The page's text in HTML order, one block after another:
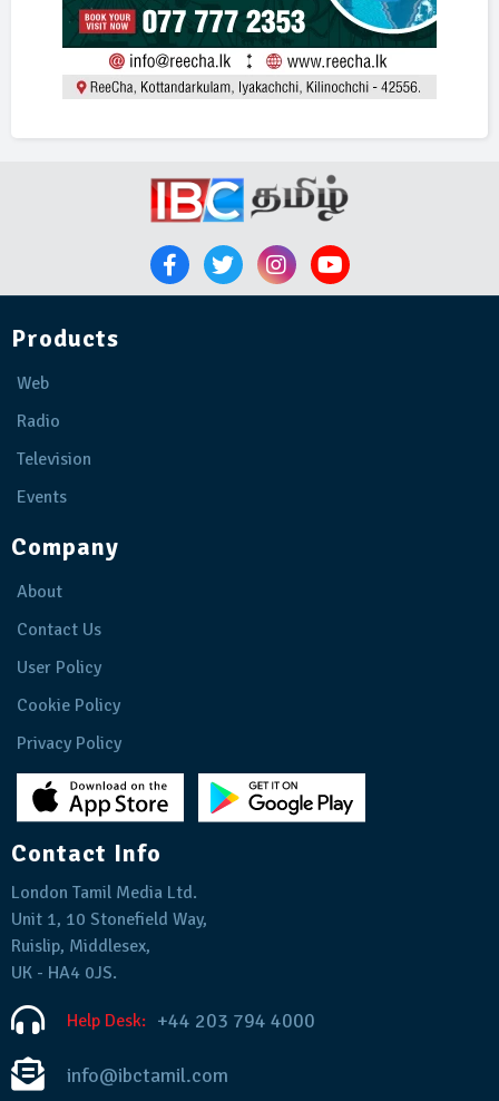
Products
Web
Radio
Television
Events
Company
About
Contact Us
User Policy
Cookie Policy
Privacy Policy
Contact Info
London Tamil Media Ltd.
Unit 1, 10 Stonefield Way,
Ruislip, Middlesex,
UK - HA4 0JS.
Help Desk: +44 203 794 4000
info@ibctamil.com